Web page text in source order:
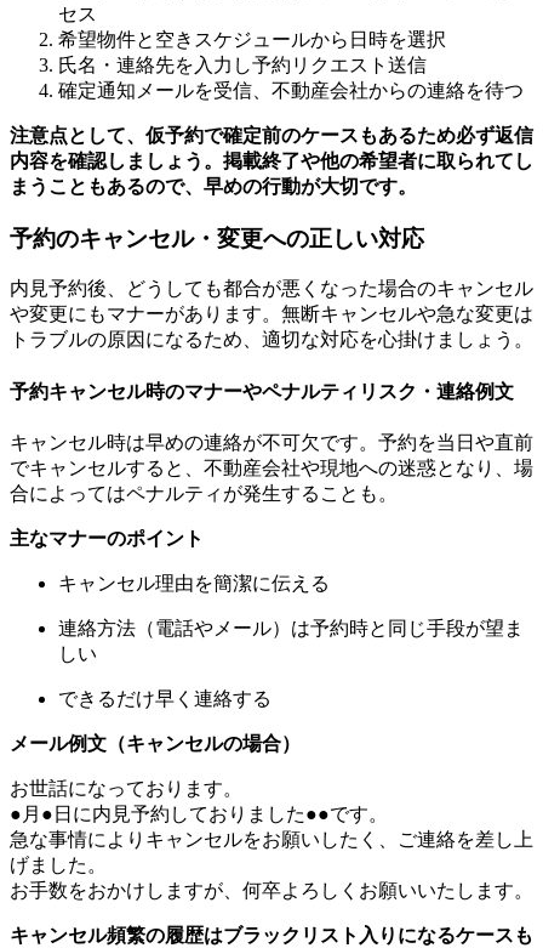
セス
希望物件と空きスケジュールから日時を選択
氏名・連絡先を入力し予約リクエスト送信
確定通知メールを受信、不動産会社からの連絡を待つ
注意点として、仮予約で確定前のケースもあるため必ず返信
内容を確認しましょう。掲載終了や他の希望者に取られてし
まうこともあるので、早めの行動が大切です。
予約のキャンセル・変更への正しい対応
内見予約後、どうしても都合が悪くなった場合のキャンセル
や変更にもマナーがあります。無断キャンセルや急な変更は
トラブルの原因になるため、適切な対応を心掛けましょう。
予約キャンセル時のマナーやペナルティリスク・連絡例文
キャンセル時は早めの連絡が不可欠です。予約を当日や直前
でキャンセルすると、不動産会社や現地への迷惑となり、場
合によってはペナルティが発生することも。
主なマナーのポイント
キャンセル理由を簡潔に伝える
連絡方法（電話やメール）は予約時と同じ手段が望ま
しい
できるだけ早く連絡する
メール例文（キャンセルの場合）
お世話になっております。
●月●日に内見予約しておりました●●です。
急な事情によりキャンセルをお願いしたく、ご連絡を差し上
げました。
お手数をおかけしますが、何卒よろしくお願いいたします。
キャンセル頻繁の履歴はブラックリスト入りになるケースも